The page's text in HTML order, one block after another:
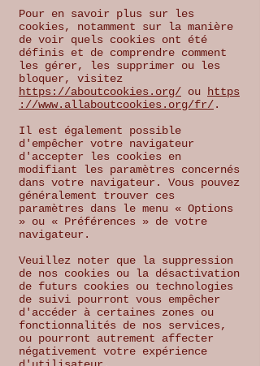
Pour en savoir plus sur les
cookies, notamment sur la manière
de voir quels cookies ont été
définis et de comprendre comment
les gérer, les supprimer ou les
bloquer, visitez
https://aboutcookies.org/ ou
https
://www.allaboutcookies.org/fr/.
Il est également possible
d'empêcher votre navigateur
d'accepter les cookies en
modifiant les paramètres concernés
dans votre navigateur. Vous pouvez
généralement trouver ces
paramètres dans le menu « Options
» ou « Préférences » de votre
navigateur.
Veuillez noter que la suppression
de nos cookies ou la désactivation
de futurs cookies ou technologies
de suivi pourront vous empêcher
d'accéder à certaines zones ou
fonctionnalités de nos services,
ou pourront autrement affecter
négativement votre expérience